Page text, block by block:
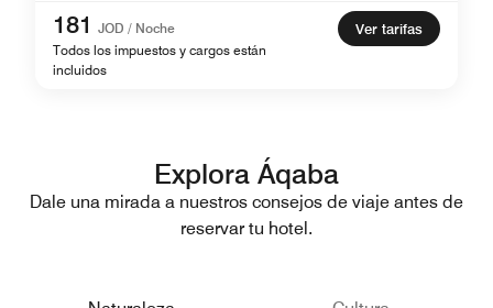
181 JOD / Noche
Todos los impuestos y cargos están
incluidos
Ver tarifas
Explora Áqaba
Dale una mirada a nuestros consejos de viaje antes de
reservar tu hotel.